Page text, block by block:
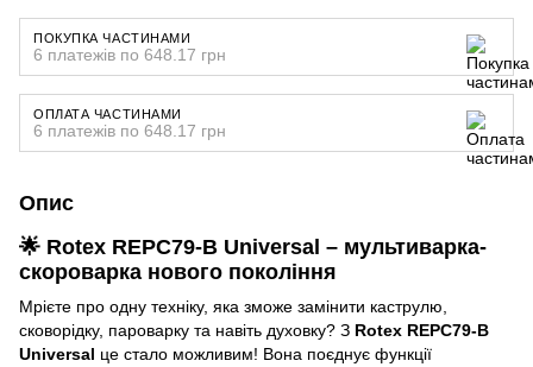
ПОКУПКА ЧАСТИНАМИ
6 платежів по 648.17 грн
ОПЛАТА ЧАСТИНАМИ
6 платежів по 648.17 грн
Опис
🌟 Rotex REPC79-B Universal – мультиварка-
скороварка нового покоління
Мрієте про одну техніку, яка зможе замінити каструлю,
сковорідку, пароварку та навіть духовку? З Rotex REPC79-B
Universal це стало можливим! Вона поєднує функції